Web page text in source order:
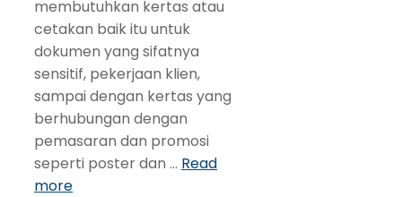
membutuhkan kertas atau
cetakan baik itu untuk
dokumen yang sifatnya
sensitif, pekerjaan klien,
sampai dengan kertas yang
berhubungan dengan
pemasaran dan promosi
seperti poster dan … Read
more